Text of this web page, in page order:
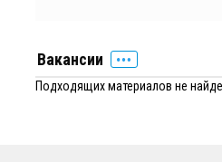
Вакансии
Подходящих материалов не